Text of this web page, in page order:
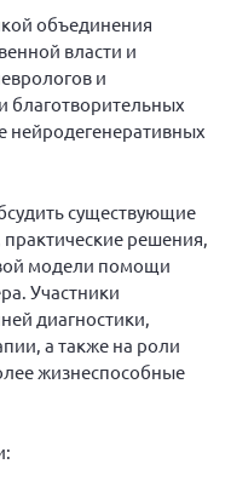
2025
объединения
власти и
и
благотворительных
нейродегенеративных
существующие
решения,
модели помощи
Участники
диагностики,
а также на роли
жизнеспособные